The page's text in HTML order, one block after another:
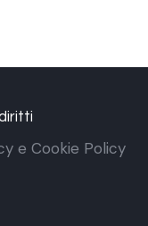
diritti
e Cookie Policy